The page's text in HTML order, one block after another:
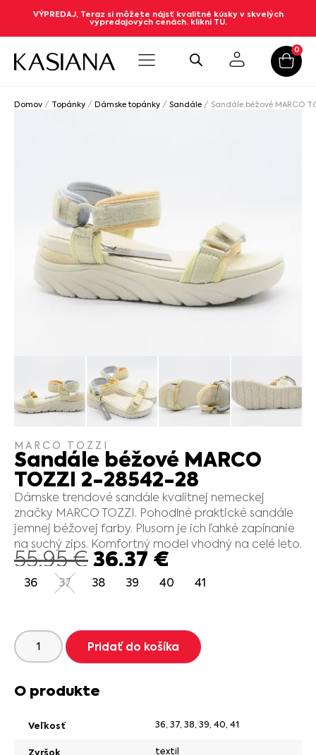
VÝPREDAJ, Teraz si môžete nájsť kvalitné kúsky v skvelých
výpredajových cenách. klikni TU.
0
Domov / Topánky / Dámske topánky / Sandále / Sandále béžové MARCO
MARCO TOZZI
Sandále béžové MARCO
TOZZI 2-28542-28
Dámske trendové sandále kvalitnej nemeckej
značky MARCO TOZZI. Pohodlné praktické sandále
jemnej béžovej farby. Plusom je ich ľahké zapínanie
na suchý zips. Komfortný model vhodný na celé leto.
55.95€36.37 €
36 37 38 39 40 41
Pridať do košíka
O produkte
Veľkosť 36, 37, 38, 39, 40, 41
Zvršok textil